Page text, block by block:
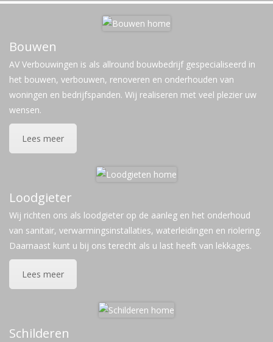
Bouwen
AV Verbouwingen is als allround bouwbedrijf gespecialiseerd in
het bouwen, verbouwen, renoveren en onderhouden van
woningen en bedrijfspanden. Wij realiseren met veel plezier uw
wensen.
Lees meer
Loodgieter
Wij richten ons als loodgieter op de aanleg en het onderhoud
van sanitair, verwarmingsinstallaties, waterleidingen en riolering.
Daarnaast kunt u bij ons terecht als u last heeft van lekkages.
Lees meer
Schilderen